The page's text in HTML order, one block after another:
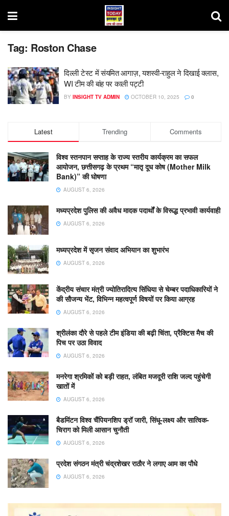
Tag: Roston Chase
दिल्ली टेस्ट में संयमित आगाज़, यशस्वी-राहुल ने दिखाई क्लास,
WI टीम की बांह पर काली पट्टी
BY INSIGHT TV ADMIN OCTOBER 10, 2025 0
Latest Trending Comments
विश्व स्तनपान सप्ताह के राज्य स्तरीय कार्यक्रम का सफल
आयोजन, छत्तीसगढ़ के प्रथम “मातृ दूध कोष (Mother Milk
Bank)” की घोषणा
AUGUST 6, 2026
मध्यप्रदेश पुलिस की अवैध मादक पदार्थों के विरूद्ध प्रभावी कार्यवाही
AUGUST 6, 2026
मध्यप्रदेश में सृजन संवाद अभियान का शुभारंभ
AUGUST 6, 2026
केंद्रीय संचार मंत्री ज्योतिरादित्य सिंधिया से चेम्बर पदाधिकारियों ने
की सौजन्य भेंट, विभिन्न महत्वपूर्ण विषयों पर किया आग्रह
AUGUST 6, 2026
श्रीलंका दौरे से पहले टीम इंडिया की बढ़ी चिंता, प्रैक्टिस मैच की
पिच पर उठा विवाद
AUGUST 6, 2026
मनरेगा श्रमिकों को बड़ी राहत, लंबित मजदूरी राशि जल्द पहुंचेगी
खातों में
AUGUST 6, 2026
बैडमिंटन विश्व चैंपियनशिप ड्रॉ जारी, सिंधू-लक्ष्य और सात्विक-
चिराग को मिली आसान चुनौती
AUGUST 6, 2026
प्रदेश संगठन मंत्री चंद्रशेखर राठौर ने लगाए आम का पौधे
AUGUST 6, 2026